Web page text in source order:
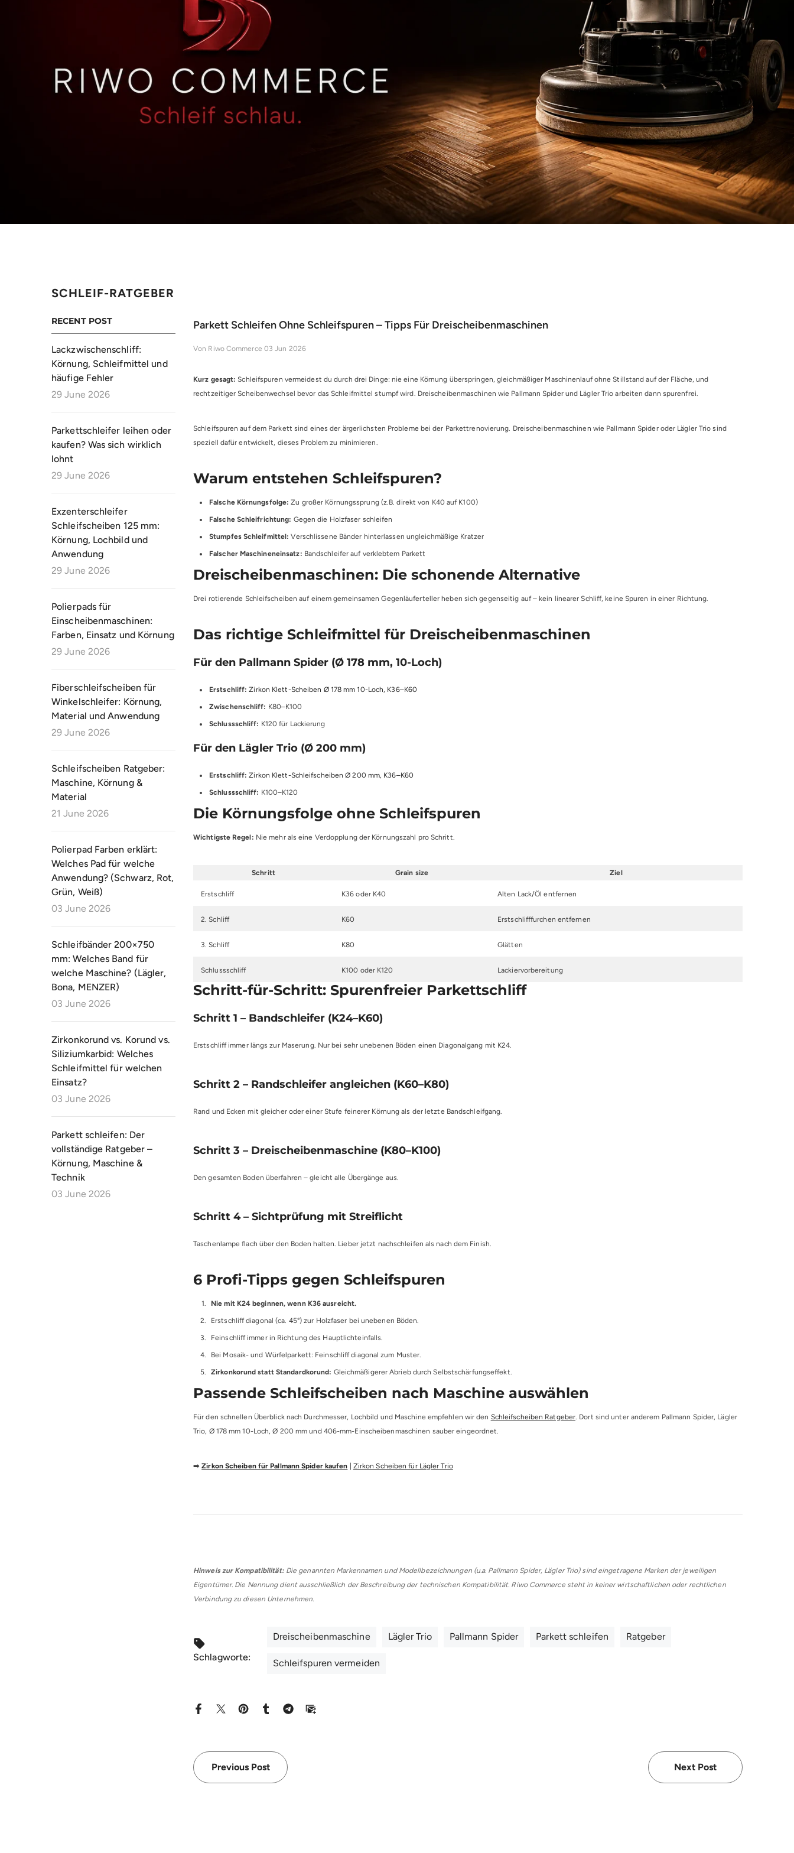
SCHLEIF-RATGEBER
RECENT POST
Lackzwischenschliff:
Körnung, Schleifmittel und
häufige Fehler
29 June 2026
Parkettschleifer leihen oder
kaufen? Was sich wirklich
lohnt
29 June 2026
Exzenterschleifer
Schleifscheiben 125 mm:
Körnung, Lochbild und
Anwendung
29 June 2026
Polierpads für
Einscheibenmaschinen:
Farben, Einsatz und Körnung
29 June 2026
Fiberschleifscheiben für
Winkelschleifer: Körnung,
Material und Anwendung
29 June 2026
Schleifscheiben Ratgeber:
Maschine, Körnung &
Material
21 June 2026
Polierpad Farben erklärt:
Welches Pad für welche
Anwendung? (Schwarz, Rot,
Grün, Weiß)
03 June 2026
Schleifbänder 200×750
mm: Welches Band für
welche Maschine? (Lägler,
Bona, MENZER)
03 June 2026
Zirkonkorund vs. Korund vs.
Siliziumkarbid: Welches
Schleifmittel für welchen
Einsatz?
03 June 2026
Parkett schleifen: Der
vollständige Ratgeber –
Körnung, Maschine &
Technik
03 June 2026
Parkett Schleifen Ohne Schleifspuren – Tipps Für Dreischeibenmaschinen
Von Riwo Commerce 03 Jun 2026
Kurz gesagt: Schleifspuren vermeidest du durch drei Dinge: nie eine Körnung überspringen, gleichmäßiger Maschinenlauf ohne Stillstand auf der Fläche, und
rechtzeitiger Scheibenwechsel bevor das Schleifmittel stumpf wird. Dreischeibenmaschinen wie Pallmann Spider und Lägler Trio arbeiten dann spurenfrei.
Schleifspuren auf dem Parkett sind eines der ärgerlichsten Probleme bei der Parkettrenovierung. Dreischeibenmaschinen wie Pallmann Spider oder Lägler Trio sind
speziell dafür entwickelt, dieses Problem zu minimieren.
Warum entstehen Schleifspuren?
Falsche Körnungsfolge: Zu großer Körnungssprung (z.B. direkt von K40 auf K100)
Falsche Schleifrichtung: Gegen die Holzfaser schleifen
Stumpfes Schleifmittel: Verschlissene Bänder hinterlassen ungleichmäßige Kratzer
Falscher Maschineneinsatz: Bandschleifer auf verklebtem Parkett
Dreischeibenmaschinen: Die schonende Alternative
Drei rotierende Schleifscheiben auf einem gemeinsamen Gegenläuferteller heben sich gegenseitig auf – kein linearer Schliff, keine Spuren in einer Richtung.
Das richtige Schleifmittel für Dreischeibenmaschinen
Für den Pallmann Spider (Ø 178 mm, 10-Loch)
Erstschliff: Zirkon Klett-Scheiben Ø 178 mm 10-Loch, K36–K60
Zwischenschliff: K80–K100
Schlussschliff: K120 für Lackierung
Für den Lägler Trio (Ø 200 mm)
Erstschliff: Zirkon Klett-Schleifscheiben Ø 200 mm, K36–K60
Schlussschliff: K100–K120
Die Körnungsfolge ohne Schleifspuren
Wichtigste Regel: Nie mehr als eine Verdopplung der Körnungszahl pro Schritt.
Schritt Grain size Ziel
Erstschliff K36 oder K40 Alten Lack/Öl entfernen
2. Schliff K60 Erstschlifffurchen entfernen
3. Schliff K80 Glätten
Schlussschliff K100 oder K120 Lackiervorbereitung
Schritt-für-Schritt: Spurenfreier Parkettschliff
Schritt 1 – Bandschleifer (K24–K60)
Erstschliff immer längs zur Maserung. Nur bei sehr unebenen Böden einen Diagonalgang mit K24.
Schritt 2 – Randschleifer angleichen (K60–K80)
Rand und Ecken mit gleicher oder einer Stufe feinerer Körnung als der letzte Bandschleifgang.
Schritt 3 – Dreischeibenmaschine (K80–K100)
Den gesamten Boden überfahren – gleicht alle Übergänge aus.
Schritt 4 – Sichtprüfung mit Streiflicht
Taschenlampe flach über den Boden halten. Lieber jetzt nachschleifen als nach dem Finish.
6 Profi-Tipps gegen Schleifspuren
Nie mit K24 beginnen, wenn K36 ausreicht.
Erstschliff diagonal (ca. 45°) zur Holzfaser bei unebenen Böden.
Feinschliff immer in Richtung des Hauptlichteinfalls.
Bei Mosaik- und Würfelparkett: Feinschliff diagonal zum Muster.
Zirkonkorund statt Standardkorund: Gleichmäßigerer Abrieb durch Selbstschärfungseffekt.
Passende Schleifscheiben nach Maschine auswählen
Für den schnellen Überblick nach Durchmesser, Lochbild und Maschine empfehlen wir den Schleifscheiben Ratgeber. Dort sind unter anderem Pallmann Spider, Lägler
Trio, Ø 178 mm 10-Loch, Ø 200 mm und 406-mm-Einscheibenmaschinen sauber eingeordnet.
➡️Zirkon Scheiben für Pallmann Spider kaufen | Zirkon Scheiben für Lägler Trio
Hinweis zur Kompatibilität:Die genannten Markennamen und Modellbezeichnungen (u.a. Pallmann Spider, Lägler Trio) sind eingetragene Marken der jeweiligen
Eigentümer. Die Nennung dient ausschließlich der Beschreibung der technischen Kompatibilität. Riwo Commerce steht in keiner wirtschaftlichen oder rechtlichen
Verbindung zu diesen Unternehmen.
Schlagworte:
Dreischeibenmaschine Lägler Trio Pallmann Spider Parkett schleifen Ratgeber
Schleifspuren vermeiden
Previous Post Next Post